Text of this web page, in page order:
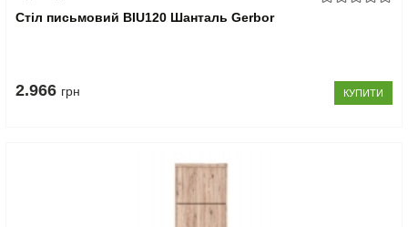
Стіл письмовий BIU120 Шанталь Gerbor
2.966 грн КУПИТИ